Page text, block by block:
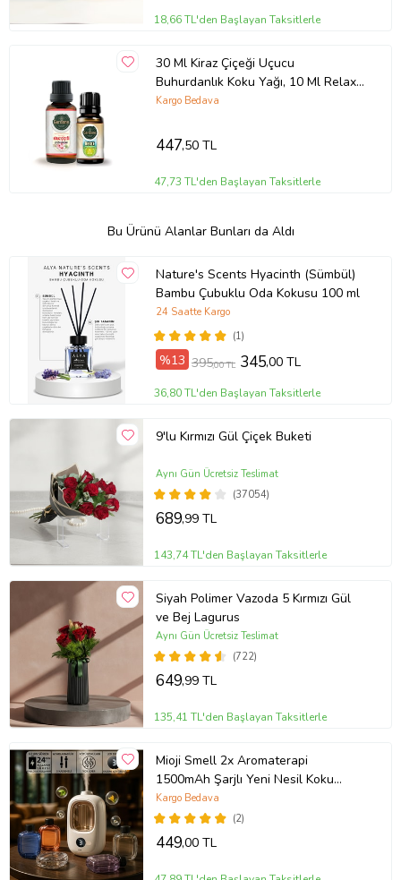
18,66 TL'den Başlayan Taksitlerle
30 Ml Kiraz Çiçeği Uçucu
Buhurdanlık Koku Yağı, 10 Ml Relax
Yağı Hediyeli
Kargo Bedava
447,50 TL
47,73 TL'den Başlayan Taksitlerle
Bu Ürünü Alanlar Bunları da Aldı
Nature's Scents Hyacinth (Sümbül)
Bambu Çubuklu Oda Kokusu 100 ml
(1)
24 Saatte Kargo
%13 395,00 TL 345,00 TL
36,80 TL'den Başlayan Taksitlerle
9'lu Kırmızı Gül Çiçek Buketi
(37054)
Aynı Gün Ücretsiz Teslimat
689,99 TL
143,74 TL'den Başlayan Taksitlerle
Siyah Polimer Vazoda 5 Kırmızı Gül
ve Bej Lagurus
(722)
Aynı Gün Ücretsiz Teslimat
649,99 TL
135,41 TL'den Başlayan Taksitlerle
Mioji Smell 2x Aromaterapi
1500mAh Şarjlı Yeni Nesil Koku
Makinesi+Hilton (Beyaz)
(2)
Kargo Bedava
449,00 TL